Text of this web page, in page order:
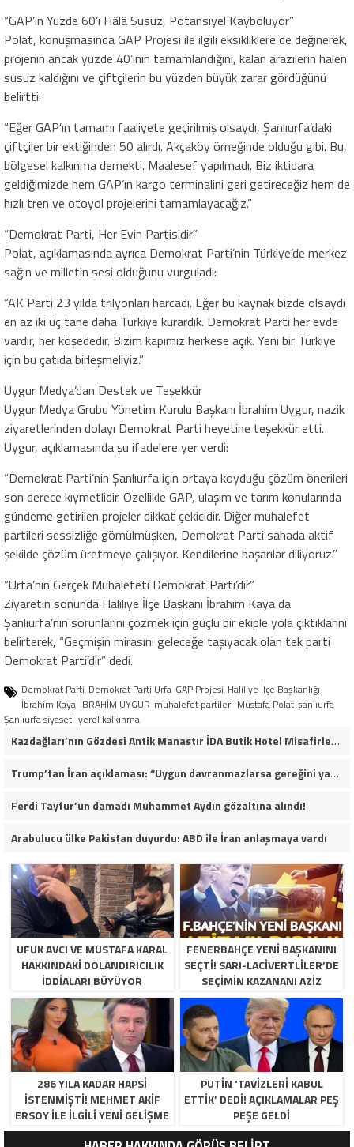
“GAP’ın Yüzde 60’ı Hâlâ Susuz, Potansiyel Kayboluyor”
Polat, konuşmasında GAP Projesi ile ilgili eksikliklere de değinerek,
projenin ancak yüzde 40’ının tamamlandığını, kalan arazilerin halen
susuz kaldığını ve çiftçilerin bu yüzden büyük zarar gördüğünü
belirtti:
“Eğer GAP’ın tamamı faaliyete geçirilmiş olsaydı, Şanlıurfa’daki
çiftçiler bir ektiğinden 50 alırdı. Akçaköy örneğinde olduğu gibi. Bu,
bölgesel kalkınma demekti. Maalesef yapılmadı. Biz iktidara
geldiğimizde hem GAP’ın kargo terminalini geri getireceğiz hem de
hızlı tren ve otoyol projelerini tamamlayacağız.”
“Demokrat Parti, Her Evin Partisidir”
Polat, açıklamasında ayrıca Demokrat Parti’nin Türkiye’de merkez
sağın ve milletin sesi olduğunu vurguladı:
“AK Parti 23 yılda trilyonları harcadı. Eğer bu kaynak bizde olsaydı
en az iki üç tane daha Türkiye kurardık. Demokrat Parti her evde
vardır, her köşededir. Bizim kapımız herkese açık. Yeni bir Türkiye
için bu çatıda birleşmeliyiz.”
Uygur Medya’dan Destek ve Teşekkür
Uygur Medya Grubu Yönetim Kurulu Başkanı İbrahim Uygur, nazik
ziyaretlerinden dolayı Demokrat Parti heyetine teşekkür etti.
Uygur, açıklamasında şu ifadelere yer verdi:
“Demokrat Parti’nin Şanlıurfa için ortaya koyduğu çözüm önerileri
son derece kıymetlidir. Özellikle GAP, ulaşım ve tarım konularında
gündeme getirilen projeler dikkat çekicidir. Diğer muhalefet
partileri sessizliğe gömülmüşken, Demokrat Parti sahada aktif
şekilde çözüm üretmeye çalışıyor. Kendilerine başarılar diliyoruz.”
“Urfa’nın Gerçek Muhalefeti Demokrat Parti’dir”
Ziyaretin sonunda Haliliye İlçe Başkanı İbrahim Kaya da
Şanlıurfa’nın sorunlarını çözmek için güçlü bir ekiple yola çıktıklarını
belirterek, “Geçmişin mirasını geleceğe taşıyacak olan tek parti
Demokrat Parti’dir” dedi.
Demokrat Parti Demokrat Parti Urfa GAP Projesi Haliliye İlçe Başkanlığı
İbrahim Kaya İBRAHİM UYGUR muhalefet partileri Mustafa Polat şanlıurfa
Şanlıurfa siyaseti yerel kalkınma
Kazdağları’nın Gözdesi Antik Manastır İDA Butik Hotel Misafirlerinden Tam Not Alıyor
Trump’tan İran açıklaması: “Uygun davranmazlarsa gereğini yaparım”
Ferdi Tayfur’un damadı Muhammet Aydın gözaltına alındı!
Arabulucu ülke Pakistan duyurdu: ABD ile İran anlaşmaya vardı
UFUK AVCI VE MUSTAFA KARAL
HAKKINDAKI DOLANDIRICILIK
İDDIALARI BÜYÜYOR
FENERBAHÇE YENI BAŞKANINI
SEÇTI! SARI-LACIVERTLILER’DE
SEÇIMIN KAZANANI AZIZ
YILDIRIM OLDU
286 YILA KADAR HAPSI
ISTENMIŞTI! MEHMET AKIF
ERSOY ILE ILGILI YENI GELIŞME
PUTIN ‘TAVIZLERI KABUL
ETTIK’ DEDI! AÇIKLAMALAR PEŞ
PEŞE GELDI